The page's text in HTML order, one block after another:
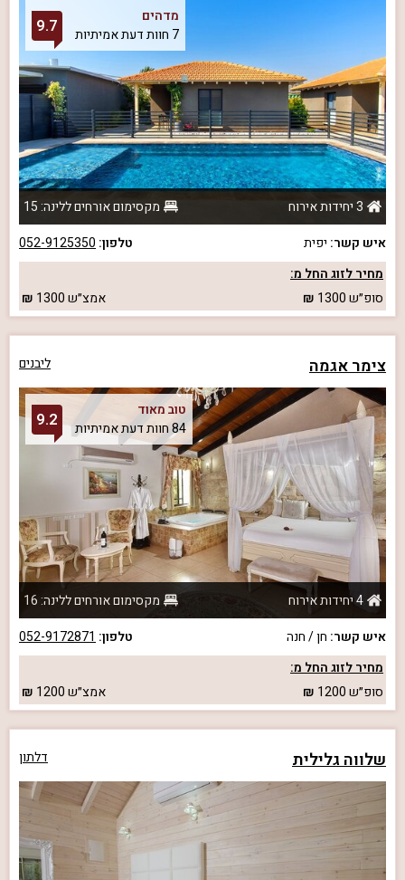
מדהים
7 חוות דעת אמיתיות
9.7
3 יחידות אירוח
מקסימום אורחים ללינה: 15
איש קשר: יפית טלפון: 052-9125350
מחיר לזוג החל מ:
סופ״ש1300 אמצ״ש1300
צימר אגמה ליבנים
טוב מאוד
84 חוות דעת אמיתיות
9.2
4 יחידות אירוח
מקסימום אורחים ללינה: 16
איש קשר: חן / חנה טלפון: 052-9172871
מחיר לזוג החל מ:
סופ״ש1200 אמצ״ש1200
שלווה גלילית דלתון